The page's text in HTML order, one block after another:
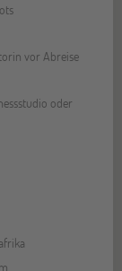
vor Abreise
oder